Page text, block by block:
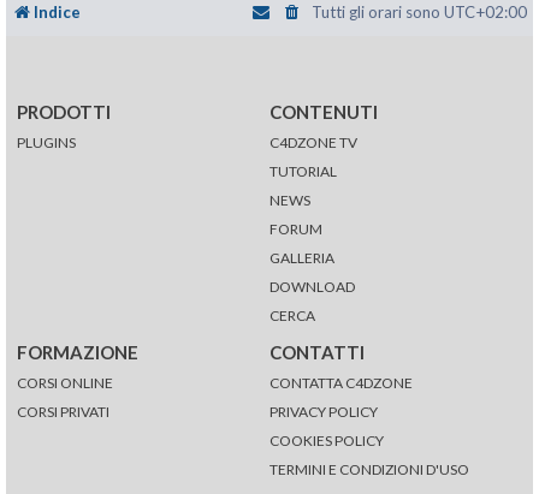
Indice Tutti gli orari sono UTC+02:00
PRODOTTI
PLUGINS
CONTENUTI
C4DZONE TV
TUTORIAL
NEWS
FORUM
GALLERIA
DOWNLOAD
CERCA
FORMAZIONE
CORSI ONLINE
CORSI PRIVATI
CONTATTI
CONTATTA C4DZONE
PRIVACY POLICY
COOKIES POLICY
TERMINI E CONDIZIONI D'USO